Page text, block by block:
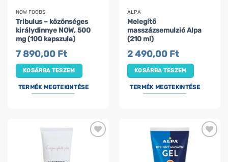
NOW FOODS
Tribulus – közönséges
királydinnye NOW, 500
mg (100 kapszula)
7 890,00 Ft
KOSÁRBA TESZEM
TERMÉK MEGTEKINTÉSE
ALPA
Melegítő
masszázsemulzió Alpa
(210 ml)
2 490,00 Ft
KOSÁRBA TESZEM
TERMÉK MEGTEKINTÉSE